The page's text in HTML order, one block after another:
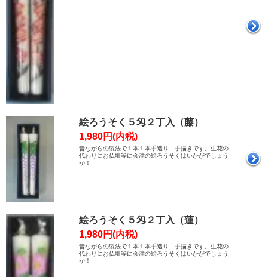
絵ろうそく５匁２丁入（藤）
1,980円(内税)
昔ながらの製法で１本１本手造り、手描きです。生花の
代わりにお仏壇等に会津の絵ろうそくはいかがでしょう
か！
絵ろうそく５匁２丁入（蓮）
1,980円(内税)
昔ながらの製法で１本１本手造り、手描きです。生花の
代わりにお仏壇等に会津の絵ろうそくはいかがでしょう
か！